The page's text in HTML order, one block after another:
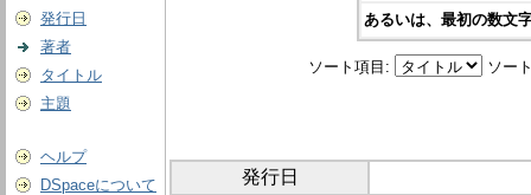
発行日
著者
タイトル
主題
ヘルプ
DSpaceについて
あるいは、最初の数文
ソート項目: ソー
発行日